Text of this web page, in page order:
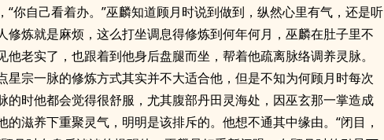
“你自己看着办。”巫麟知道顾月时说到做到，纵然心里有气，还是听
修炼就是麻烦，这么打坐调息得修炼到何年何月，巫麟在肚子里不
他老实了，也跟着到他身后盘腿而坐，帮着他疏离脉络调养灵脉。
星宗一脉的修炼方式其实并不大适合他，但是不知为何顾月时每次
的时他都会觉得很舒服，尤其腹部丹田灵海处，因巫玄那一掌造成
的滋养下重聚灵气，明明是该排斥的。他想不通其中缘由。“闭目，